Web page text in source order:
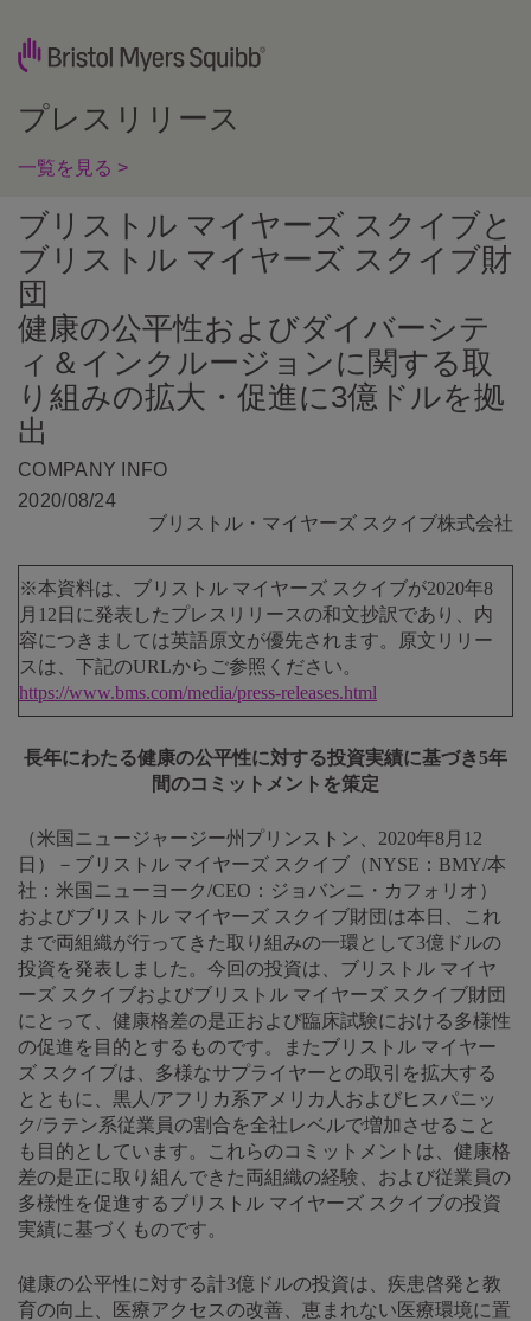
プレスリリース
一覧を見る >
ブリストル マイヤーズ スクイブと
ブリストル マイヤーズ スクイブ財
団
健康の公平性およびダイバーシテ
ィ＆インクルージョンに関する取
り組みの拡大・促進に3億ドルを拠
出
COMPANY INFO
2020/08/24
ブリストル・マイヤーズ スクイブ株式会社
※本資料は、ブリストル マイヤーズ スクイブが2020年8
月12日に発表したプレスリリースの和文抄訳であり、内
容につきましては英語原文が優先されます。原文リリー
スは、下記のURLからご参照ください。
https://www.bms.com/media/press-releases.html
長年にわたる健康の公平性に対する投資実績に基づき5年
間のコミットメントを策定
（米国ニュージャージー州プリンストン、2020年8月12
日）－ブリストル マイヤーズ スクイブ（NYSE：BMY/本
社：米国ニューヨーク/CEO：ジョバンニ・カフォリオ）
およびブリストル マイヤーズ スクイブ財団は本日、これ
まで両組織が行ってきた取り組みの一環として3億ドルの
投資を発表しました。今回の投資は、ブリストル マイヤ
ーズ スクイブおよびブリストル マイヤーズ スクイブ財団
にとって、健康格差の是正および臨床試験における多様性
の促進を目的とするものです。またブリストル マイヤー
ズ スクイブは、多様なサプライヤーとの取引を拡大する
とともに、黒人/アフリカ系アメリカ人およびヒスパニッ
ク/ラテン系従業員の割合を全社レベルで増加させること
も目的としています。これらのコミットメントは、健康格
差の是正に取り組んできた両組織の経験、および従業員の
多様性を促進するブリストル マイヤーズ スクイブの投資
実績に基づくものです。
健康の公平性に対する計3億ドルの投資は、疾患啓発と教
育の向上、医療アクセスの改善、恵まれない医療環境に置